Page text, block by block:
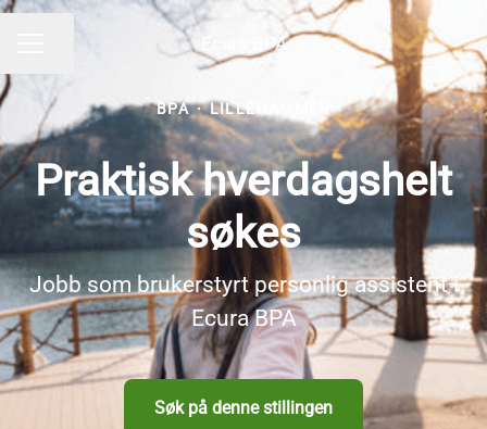
Ecura BPA
BPA · LILLEHAMMER
Praktisk hverdagshelt
søkes
Jobb som brukerstyrt personlig assistent i
Ecura BPA
Søk på denne stillingen